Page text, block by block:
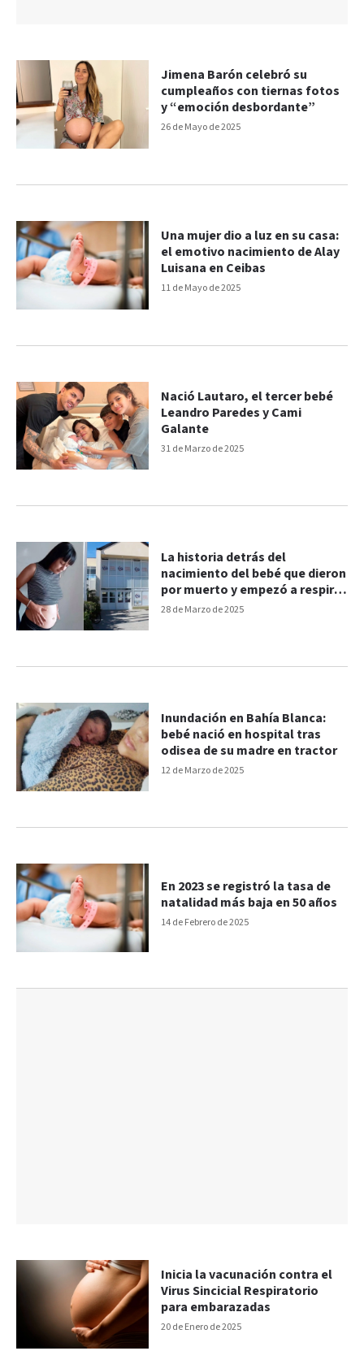
26 de Mayo de 2025
Jimena Barón celebró su
cumpleaños con tiernas fotos
y “emoción desbordante”
11 de Mayo de 2025
Una mujer dio a luz en su casa:
el emotivo nacimiento de Alay
Luisana en Ceibas
31 de Marzo de 2025
Nació Lautaro, el tercer bebé
Leandro Paredes y Cami
Galante
28 de Marzo de 2025
La historia detrás del
nacimiento del bebé que dieron
por muerto y empezó a respirar
en la morgue: cómo sigue
12 de Marzo de 2025
Inundación en Bahía Blanca:
bebé nació en hospital tras
odisea de su madre en tractor
14 de Febrero de 2025
En 2023 se registró la tasa de
natalidad más baja en 50 años
20 de Enero de 2025
Inicia la vacunación contra el
Virus Sincicial Respiratorio
para embarazadas